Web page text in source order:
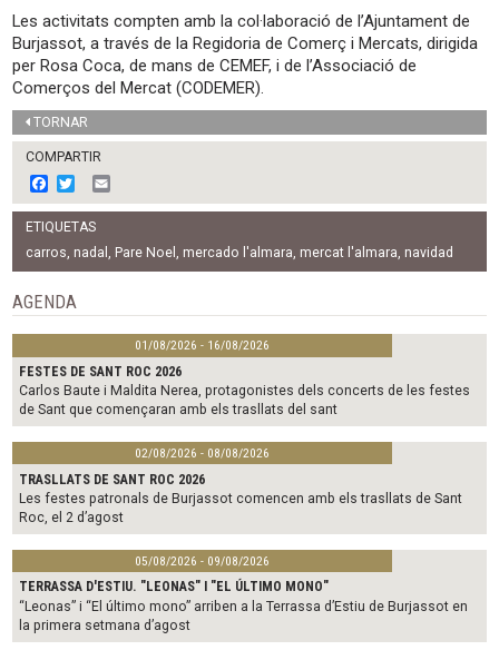
Les activitats compten amb la col·laboració de l’Ajuntament de
Burjassot, a través de la Regidoria de Comerç i Mercats, dirigida
per Rosa Coca, de mans de CEMEF, i de l’Associació de
Comerços del Mercat (CODEMER).
TORNAR
COMPARTIR
F
a
c
e
b
o
o
k
w
i
t
t
e
m
a
ETIQUETAS
carros, nadal , Pare Noel , mercado l'almara, mercat l'almara, navidad
AGENDA
01/08/2026 - 16/08/2026
FESTES DE SANT ROC 2026
Carlos Baute i Maldita Nerea, protagonistes dels concerts de les festes
de Sant que començaran amb els trasllats del sant
02/08/2026 - 08/08/2026
TRASLLATS DE SANT ROC 2026
Les festes patronals de Burjassot comencen amb els trasllats de Sant
Roc, el 2 d’agost
05/08/2026 - 09/08/2026
TERRASSA D'ESTIU. "LEONAS" I "EL ÚLTIMO MONO"
“Leonas” i “El último mono” arriben a la Terrassa d’Estiu de Burjassot en
la primera setmana d’agost